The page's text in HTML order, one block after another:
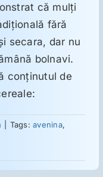
că mulţi
fără
secara, dar nu
bolnavi.
conţinutul de
Tags:avenina,